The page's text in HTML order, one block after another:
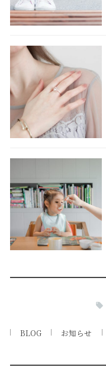
BLOG お知らせ